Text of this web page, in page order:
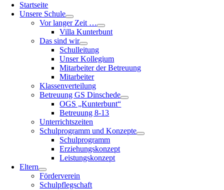
Startseite
Unsere Schule
Vor langer Zeit …
Villa Kunterbunt
Das sind wir
Schulleitung
Unser Kollegium
Mitarbeiter der Betreuung
Mitarbeiter
Klassenverteilung
Betreuung GS Dinschede
OGS „Kunterbunt“
Betreuung 8-13
Unterrichtszeiten
Schulprogramm und Konzepte
Schulprogramm
Erziehungskonzept
Leistungskonzept
Eltern
Förderverein
Schulpflegschaft